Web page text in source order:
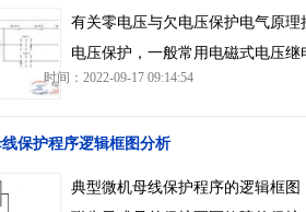
有关零电压与欠电压保护电气原
电压保护，一般常用电磁式电压继
时间：2022-09-17 09:14:54
保护程序逻辑框图分析
典型微机母线保护程序的逻辑框